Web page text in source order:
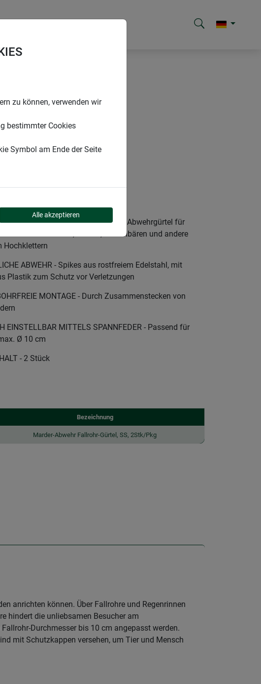
DURCH UNBELIEBTE BESUCHER - Abwehrgürtel für
hindert Marder, Katzen, Waschbären und andere
Hochklettern
ABWEHR - Spikes aus rostfreiem Edelstahl, mit
Plastik zum Schutz vor Verletzungen
MONTAGE - Durch Zusammenstecken von
EINSTELLBAR MITTELS SPANNFEDER - Passend für
Ø 10 cm
- 2 Stück
Bezeichnung
Marder-Abwehr Fallrohr-Gürtel, SS, 2Stk/Pkg
anrichten können. Über Fallrohre und Regenrinnen
hindert die unliebsamen Besucher am
Durchmesser bis 10 cm angepasst werden.
mit Schutzkappen versehen, um Tier und Mensch
zu können, verwenden wir
bestimmter Cookies
Symbol am Ende der Seite
Alle akzeptieren